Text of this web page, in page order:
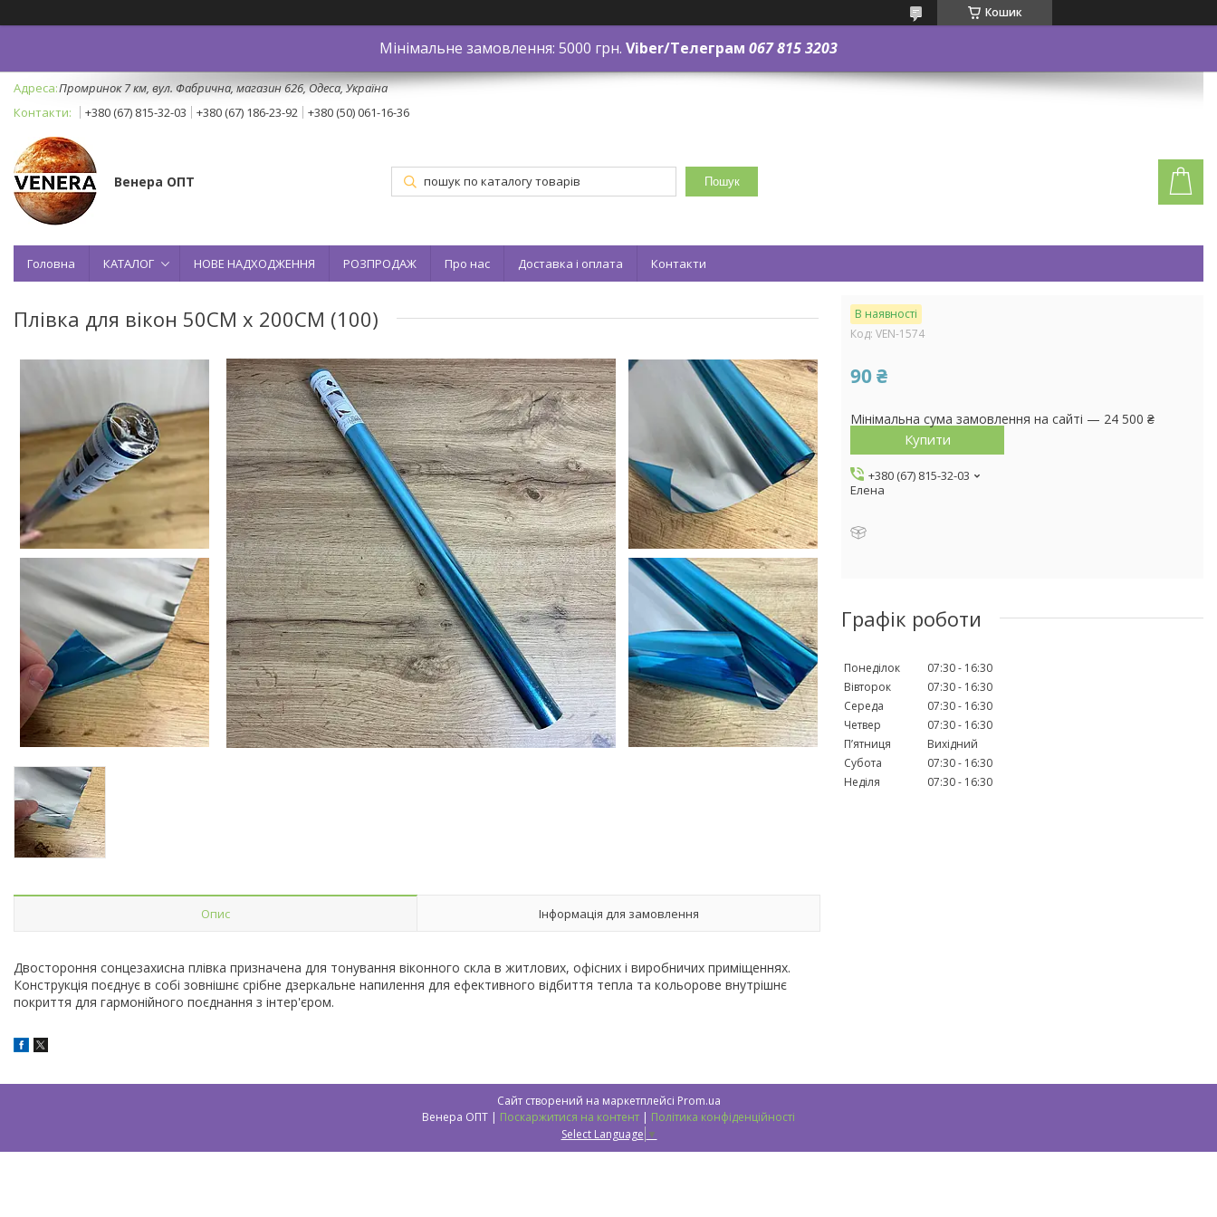
Кошик
Мінімальне замовлення: 5000 грн. Viber/Телеграм 067 815 3203
Промринок 7 км, вул. Фабрична, магазин 626, Одеса, Україна
+380 (67) 815-32-03
+380 (67) 186-23-92 +380 (50) 061-16-36
Венера ОПТ Пошук
Головна КАТАЛОГ НОВЕ НАДХОДЖЕННЯ РОЗПРОДАЖ Про нас Доставка і оплата Контакти
Плівка для вікон 50CM x 200CM (100)
Опис Інформація для замовлення
Двостороння сонцезахисна плівка призначена для тонування віконного скла в житлових, офісних і виробничих приміщеннях.
Конструкція поєднує в собі зовнішнє срібне дзеркальне напилення для ефективного відбиття тепла та кольорове внутрішнє
покриття для гармонійного поєднання з інтер'єром.
В наявності
Код: VEN-1574
90 ₴
Мінімальна сума замовлення на сайті — 24 500 ₴
Купити
+380 (67) 815-32-03
Елена
Графік роботи
Понеділок 07:30
16:30
Вівторок
07:30
16:30
Середа
07:30
16:30
Четвер
07:30
16:30
Пʼятниця
Вихідний
Субота
07:30
16:30
Неділя
07:30 16:30
Сайт створений на маркетплейсі Prom.ua
Венера ОПТ | Поскаржитися на контент | Політика конфіденційності
Select Language ▼